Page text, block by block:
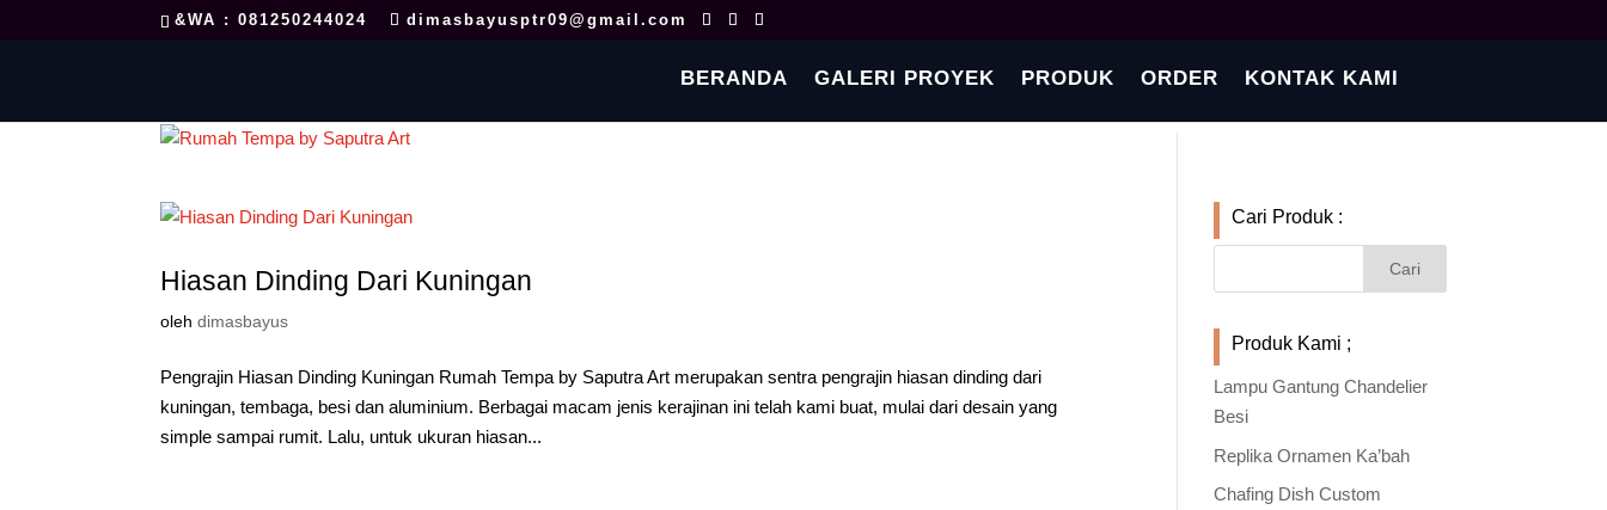
&WA : 081250244024 dimasbayusptr09@gmail.com
BERANDA GALERI PROYEK PRODUK ORDER KONTAK KAMI
Hiasan Dinding Dari Kuningan
olehdimasbayus
Pengrajin Hiasan Dinding Kuningan Rumah Tempa by Saputra Art merupakan sentra pengrajin hiasan dinding dari
kuningan, tembaga, besi dan aluminium. Berbagai macam jenis kerajinan ini telah kami buat, mulai dari desain yang
simple sampai rumit. Lalu, untuk ukuran hiasan...
Cari Produk :
Produk Kami ;
Lampu Gantung Chandelier
Besi
Replika Ornamen Ka’bah
Chafing Dish Custom